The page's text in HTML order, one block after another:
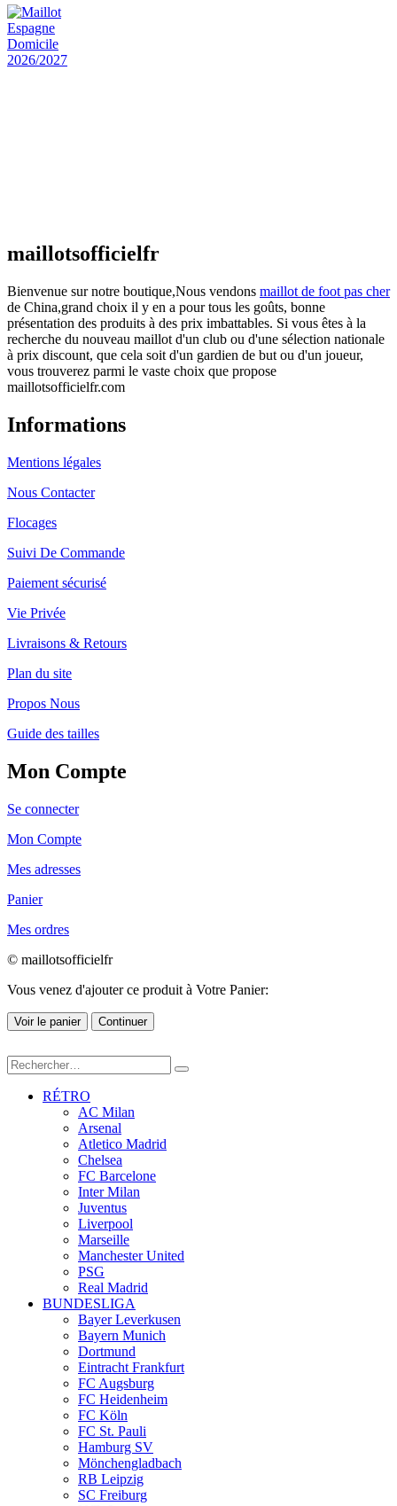
maillotsofficielfr
Bienvenue sur notre boutique,Nous vendons maillot de foot pas cher
de China,grand choix il y en a pour tous les goûts, bonne
présentation des produits à des prix imbattables. Si vous êtes à la
recherche du nouveau maillot d'un club ou d'une sélection nationale
à prix discount, que cela soit d'un gardien de but ou d'un joueur,
vous trouverez parmi le vaste choix que propose
maillotsofficielfr.com
Informations
Mentions légales
Nous Contacter
Flocages
Suivi De Commande
Paiement sécurisé
Vie Privée
Livraisons & Retours
Plan du site
Propos Nous
Guide des tailles
Mon Compte
Se connecter
Mon Compte
Mes adresses
Panier
Mes ordres
© maillotsofficielfr
Vous venez d'ajouter ce produit à Votre Panier:
Voir le panier Continuer
RÉTRO
AC Milan
Arsenal
Atletico Madrid
Chelsea
FC Barcelone
Inter Milan
Juventus
Liverpool
Marseille
Manchester United
PSG
Real Madrid
BUNDESLIGA
Bayer Leverkusen
Bayern Munich
Dortmund
Eintracht Frankfurt
FC Augsburg
FC Heidenheim
FC Köln
FC St. Pauli
Hamburg SV
Mönchengladbach
RB Leipzig
SC Freiburg